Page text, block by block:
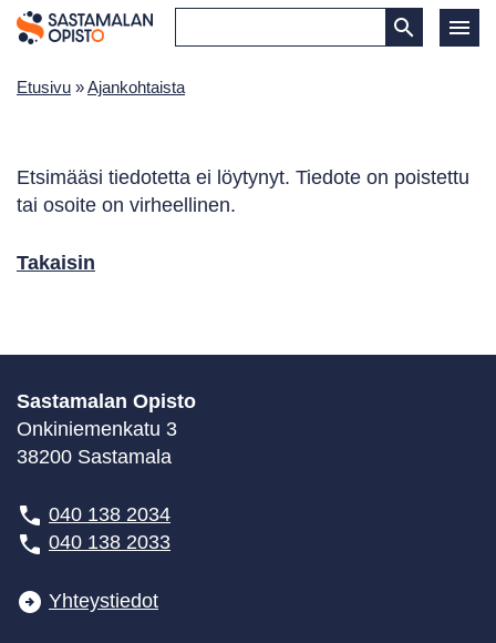
Etusivu »Ajankohtaista
Etsimääsi tiedotetta ei löytynyt. Tiedote on poistettu
tai osoite on virheellinen.
Takaisin
Sastamalan Opisto
Onkiniemenkatu 3
38200 Sastamala
040 138 2034
040 138 2033
Yhteystiedot